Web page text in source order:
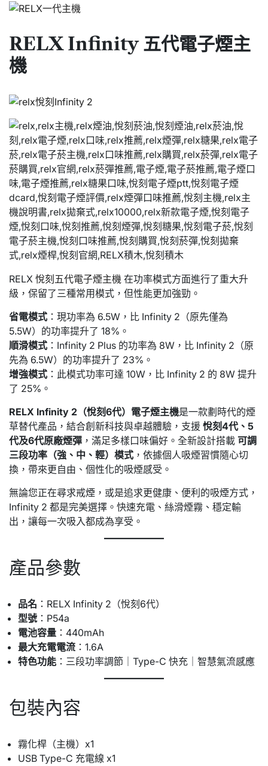
RELX Infinity 五代電子煙主
機
RELX 悅刻五代電子煙主機 在功率模式方面進行了重大升
級，保留了三種常用模式，但性能更加強勁。
省電模式 ：現功率為 6.5W，比 Infinity 2（原先僅為
5.5W）的功率提升了 18%。
順滑模式 ：Infinity 2 Plus 的功率為 8W，比 Infinity 2（原
先為 6.5W）的功率提升了 23%。
增強模式 ：此模式功率可達 10W，比 Infinity 2 的 8W 提升
了 25%。
RELX Infinity 2（悅刻6代）電子煙主機是一款劃時代的煙
草替代產品，結合創新科技與卓越體驗，支援 悅刻4代、5
代及6代原廠煙彈 ，滿足多樣口味偏好。全新設計搭載 可調
三段功率（強、中、輕）模式 ，依據個人吸煙習慣隨心切
換，帶來更自由、個性化的吸煙感受。
無論您正在尋求戒煙，或是追求更健康、便利的吸煙方式，
Infinity 2 都是完美選擇。快速充電、絲滑煙霧、穩定輸
出，讓每一次吸入都成為享受。
產品參數
品名 ：RELX Infinity 2（悅刻6代）
型號 ：P54a
電池容量 ：440mAh
最大充電電流 ：1.6A
特色功能 ：三段功率調節｜Type-C 快充｜智慧氣流感應
包裝內容
霧化桿（主機）x1
USB Type-C 充電線 x1